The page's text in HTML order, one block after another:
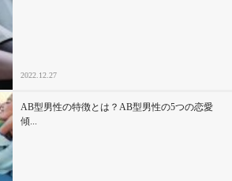
2022.12.27
AB型男性の特徴とは？AB型男性の5つの恋愛
傾...